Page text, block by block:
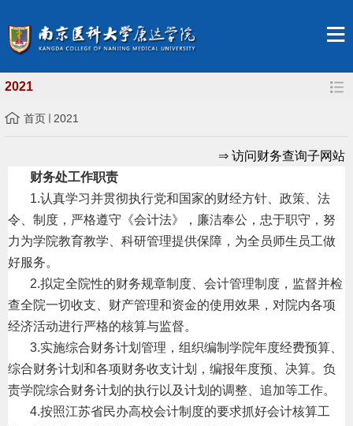
2021
首页 2021
⇒ 访问财务查询子网站
财务处工作职责
1.认真学习并贯彻执行党和国家的财经方针、政策、法
令、制度，严格遵守《会计法》，廉洁奉公，忠于职守，努
力为学院教育教学、科研管理提供保障，为全员师生员工做
好服务。
2.拟定全院性的财务规章制度、会计管理制度，监督并检
查全院一切收支、财产管理和资金的使用效果，对院内各项
经济活动进行严格的核算与监督。
3.实施综合财务计划管理，组织编制学院年度经费预算、
综合财务计划和各项财务收支计划，编报年度预、决算。负
责学院综合财务计划的执行以及计划的调整、追加等工作。
4.按照江苏省民办高校会计制度的要求抓好会计核算工